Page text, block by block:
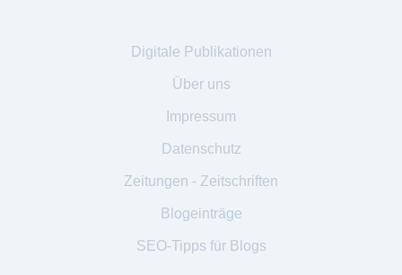
Digitale Publikationen
Über uns
Impressum
Datenschutz
Zeitungen - Zeitschriften
Blogeinträge
SEO-Tipps für Blogs